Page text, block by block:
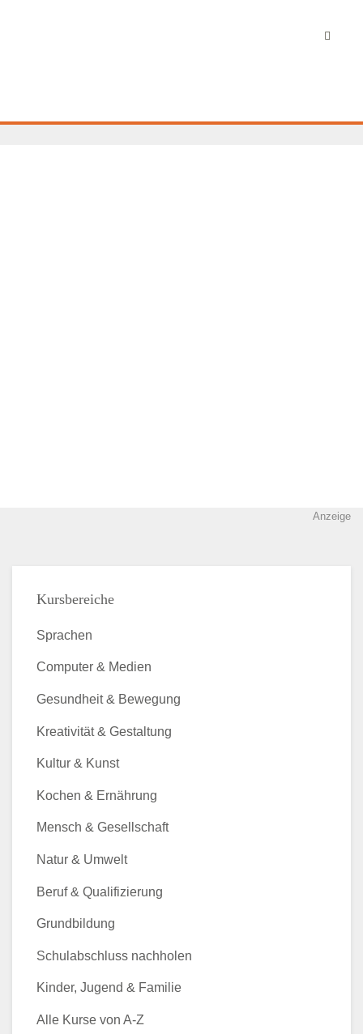
Anzeige
Kursbereiche
Sprachen
Computer & Medien
Gesundheit & Bewegung
Kreativität & Gestaltung
Kultur & Kunst
Kochen & Ernährung
Mensch & Gesellschaft
Natur & Umwelt
Beruf & Qualifizierung
Grundbildung
Schulabschluss nachholen
Kinder, Jugend & Familie
Alle Kurse von A-Z